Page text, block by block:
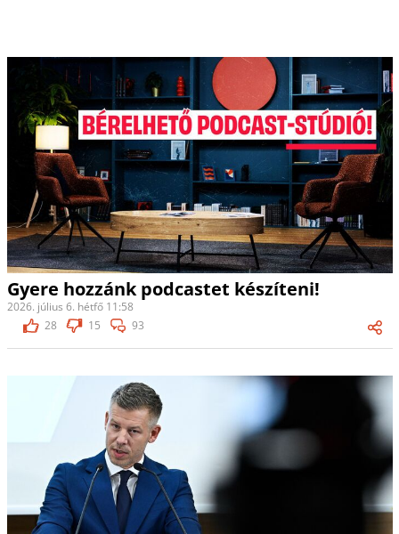
Gyere hozzánk podcastet készíteni!
2026. július 6. hétfő 11:58
28
15 93